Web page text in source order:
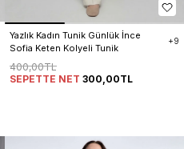
Yazlık Kadın Tunik Günlük İnce
Sofia Keten Kolyeli Tunik
+9
400,00TL
SEPETTE NET 300,00TL